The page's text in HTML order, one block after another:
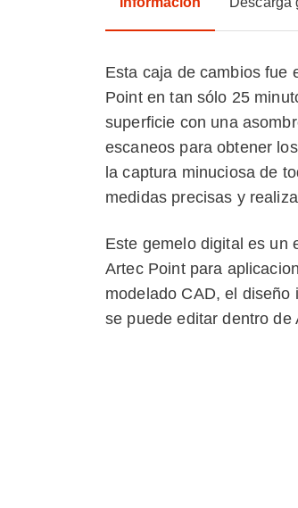
Esta caja de cambios fue
Point en tan sólo 25
superficie con una
escaneos para obtener
la captura minuciosa de
medidas precisas y
Este gemelo digital es un
Artec Point para
modelado CAD, el
se puede editar dentro